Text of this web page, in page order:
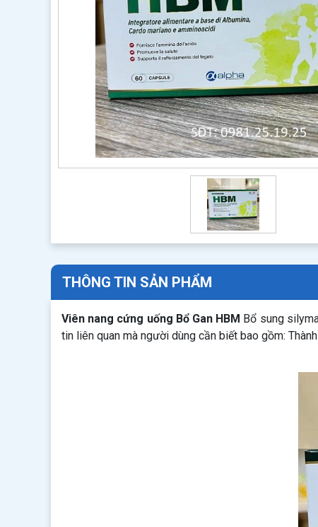
THÔNG TIN SẢN PHẨM
Viên nang cứng uống Bổ Gan HBM Bổ sung
tin liên quan mà người dùng cần biết bao gồm: